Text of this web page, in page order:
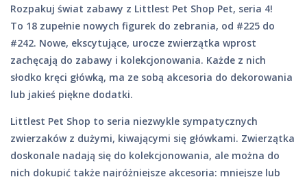
Rozpakuj świat zabawy z Littlest Pet Shop Pet, seria 4!
To 18 zupełnie nowych figurek do zebrania, od #225 do
#242. Nowe, ekscytujące, urocze zwierzątka wprost
zachęcają do zabawy i kolekcjonowania. Każde z nich
słodko kręci główką, ma ze sobą akcesoria do dekorowania
lub jakieś piękne dodatki.
Littlest Pet Shop to seria niezwykle sympatycznych
zwierzaków z dużymi, kiwającymi się główkami. Zwierzątka
doskonale nadają się do kolekcjonowania, ale można do
nich dokupić także najróżniejsze akcesoria: mniejsze lub